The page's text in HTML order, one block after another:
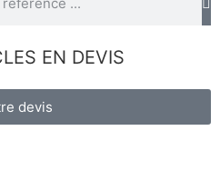
EN DEVIS
devis